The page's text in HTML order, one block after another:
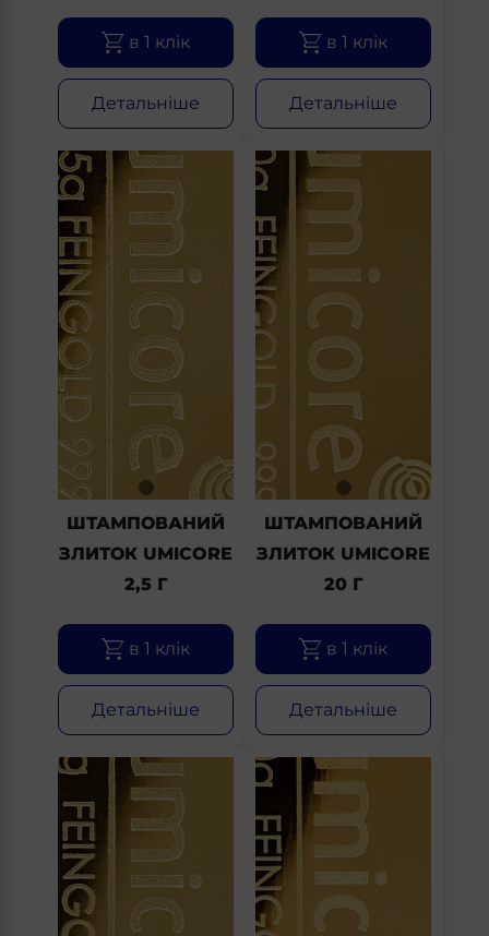
в 1 клік
Детальніше
в 1 клік
Детальніше
ШТАМПОВАНИЙ
ЗЛИТОК UMICORE
2,5 Г
в 1 клік
Детальніше
ШТАМПОВАНИЙ
ЗЛИТОК UMICORE
20 Г
в 1 клік
Детальніше